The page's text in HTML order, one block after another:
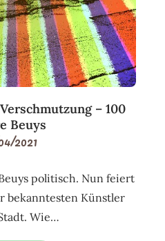
– 100
Beuys
2021
politisch. Nun feiert
bekanntesten Künstler
Wie…